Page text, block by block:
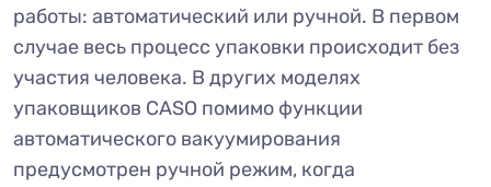
работы: автоматический или ручной. В первом
случае весь процесс упаковки происходит без
участия человека. В других моделях
упаковщиков CASO помимо функции
автоматического вакуумирования
предусмотрен ручной режим, когда